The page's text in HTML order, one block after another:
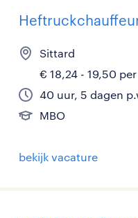
Sittard
€ 18,24 - 19,50
40 uur, 5 dagen
MBO
bekijk vacature